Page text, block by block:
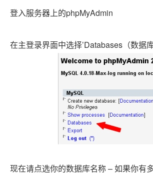
登入服务器上的phpMyAdmin
在主登录界面中选择’Databases（数据
现在请点选你的数据库名称 – 如果你有